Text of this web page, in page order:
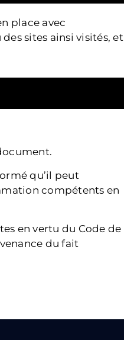
place avec
sites ainsi visités, et
qu’il peut
compétents en
en vertu du Code de
du fait